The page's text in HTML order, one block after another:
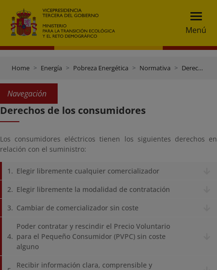
Menú
Home Energía Pobreza Energética Normativa Derechos de los consumidores
Navegación
Derechos de los consumidores
Los consumidores eléctricos tienen los siguientes derechos en
relación con el suministro:
Elegir libremente cualquier comercializador
Elegir libremente la modalidad de contratación
Cambiar de comercializador sin coste
Poder contratar y rescindir el Precio Voluntario
para el Pequeño Consumidor (PVPC) sin coste
alguno
Recibir información clara, comprensible y